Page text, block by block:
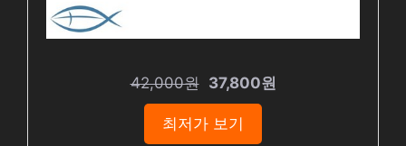
42,000원 37,800원
최저가 보기